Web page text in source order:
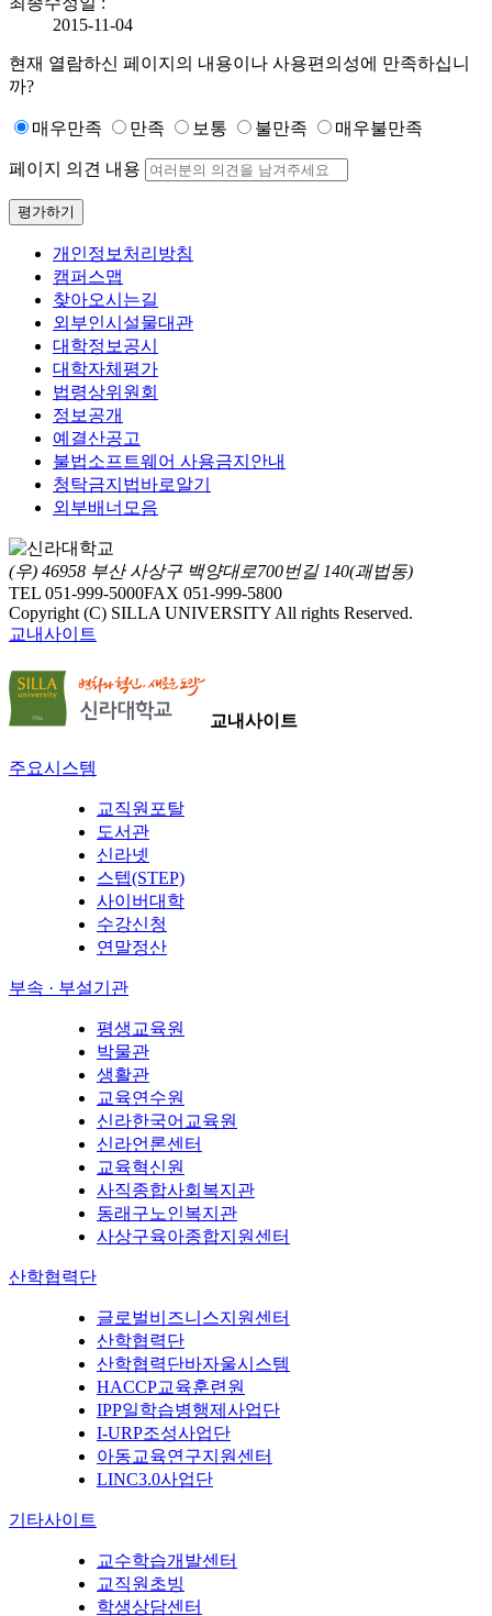
2015-11-04
현재 열람하신 페이지의 내용이나 사용편의성에 만족하십니
까?
매우만족 만족 보통 불만족 매우불만족
페이지 의견 내용
평가하기
개인정보처리방침
캠퍼스맵
찾아오시는길
외부인시설물대관
대학정보공시
대학자체평가
법령상위원회
정보공개
예결산공고
불법소프트웨어 사용금지안내
청탁금지법바로알기
외부배너모음
(우) 46958 부산 사상구 백양대로700번길 140(괘법동)
TEL 051-999-5000FAX 051-999-5800
Copyright (C) SILLA UNIVERSITY All rights Reserved.
교내사이트
교내사이트
주요시스템
교직원포탈
도서관
신라넷
스텝(STEP)
사이버대학
수강신청
연말정산
부속 · 부설기관
평생교육원
박물관
생활관
교육연수원
신라한국어교육원
신라언론센터
교육혁신원
사직종합사회복지관
동래구노인복지관
사상구육아종합지원센터
산학협력단
글로벌비즈니스지원센터
산학협력단
산학협력단바자울시스템
HACCP교육훈련원
IPP일학습병행제사업단
I-URP조성사업단
아동교육연구지원센터
LINC3.0사업단
기타사이트
교수학습개발센터
교직원초빙
학생상담센터